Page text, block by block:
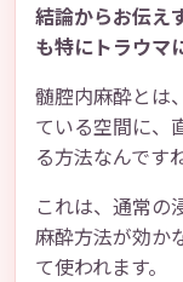
結論からお伝え
も特にトラウマ
髄腔内麻酔とは
ている空間に、
る方法なんです
これは、通常の
麻酔方法が効か
て使われます。